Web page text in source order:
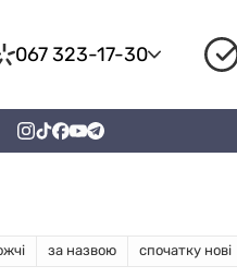
067 323-17-30
за назвою спочатку нові